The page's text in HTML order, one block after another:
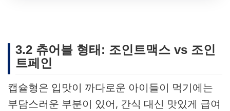
3.2 츄어블 형태: 조인트맥스 vs 조인
트페인
캡슐형은 입맛이 까다로운 아이들이 먹기에는
부담스러운 부분이 있어, 간식 대신 맛있게 급여